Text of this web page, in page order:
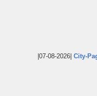
|07-08-2026| City-